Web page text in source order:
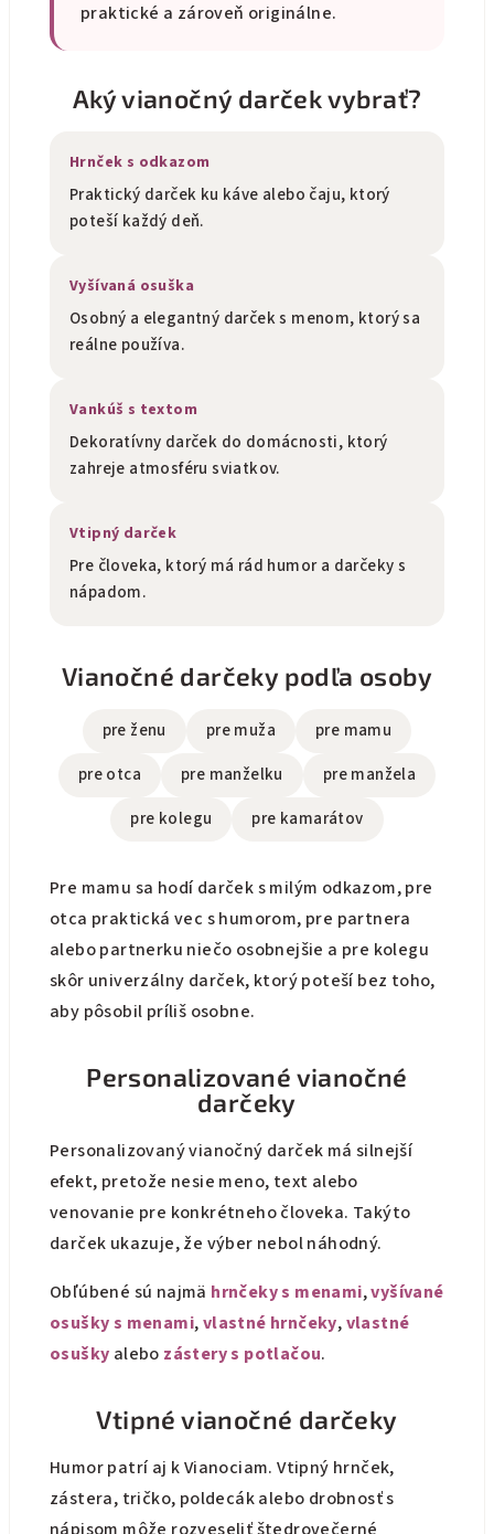
praktické a zároveň originálne.
Aký vianočný darček vybrať?
Hrnček s odkazom
Praktický darček ku káve alebo čaju, ktorý
poteší každý deň.
Vyšívaná osuška
Osobný a elegantný darček s menom, ktorý sa
reálne používa.
Vankúš s textom
Dekoratívny darček do domácnosti, ktorý
zahreje atmosféru sviatkov.
Vtipný darček
Pre človeka, ktorý má rád humor a darčeky s
nápadom.
Vianočné darčeky podľa osoby
pre ženu pre muža
pre mamu
pre otca
pre manželku
pre manžela
pre kolegu
pre kamarátov
Pre mamu sa hodí darček s milým odkazom, pre
otca praktická vec s humorom, pre partnera
alebo partnerku niečo osobnejšie a pre kolegu
skôr univerzálny darček, ktorý poteší bez toho,
aby pôsobil príliš osobne.
Personalizované vianočné
darčeky
Personalizovaný vianočný darček má silnejší
efekt, pretože nesie meno, text alebo
venovanie pre konkrétneho človeka. Takýto
darček ukazuje, že výber nebol náhodný.
Obľúbené sú najmä hrnčeky s menami,vyšívané
osušky s menami,vlastné hrnčeky,vlastné
osušky alebo zástery s potlačou.
Vtipné vianočné darčeky
Humor patrí aj k Vianociam. Vtipný hrnček,
zástera, tričko, poldecák alebo drobnosť s